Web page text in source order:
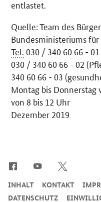
entlastet.
Quelle: Team des
Bundesministeriums
Tel. 030 / 340 60 66 -
030 / 340 60 66 - 02
340 60 66 - 03
Montag bis Donnerstag
von 8 bis 12 Uhr
Dezember 2019
INHALT KONTAKT
DATENSCHUTZ